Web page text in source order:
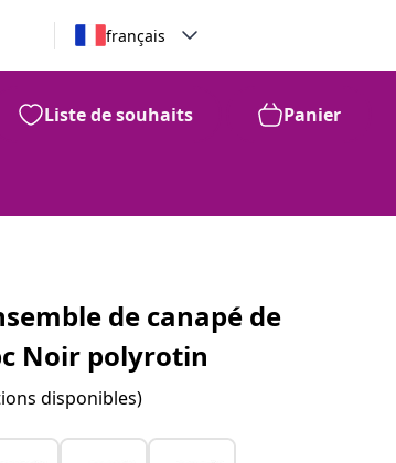
français
Liste de souhaits Panier
de canapé de
Noir polyrotin
disponibles)